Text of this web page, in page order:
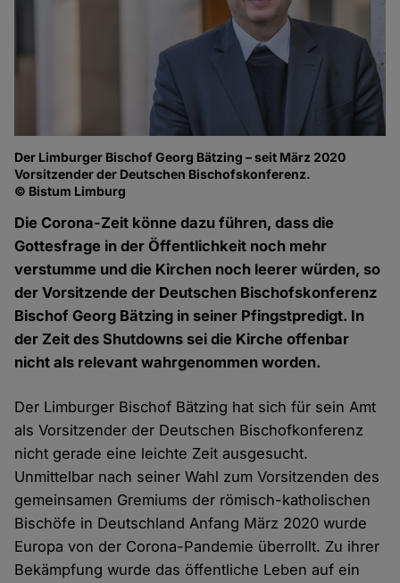
Der Limburger Bischof Georg Bätzing – seit März 2020
Vorsitzender der Deutschen Bischofskonferenz.
© Bistum Limburg
Die Corona-Zeit könne dazu führen, dass die
Gottesfrage in der Öffentlichkeit noch mehr
verstumme und die Kirchen noch leerer würden, so
der Vorsitzende der Deutschen Bischofskonferenz
Bischof Georg Bätzing in seiner Pfingstpredigt. In
der Zeit des Shutdowns sei die Kirche offenbar
nicht als relevant wahrgenommen worden.
Der Limburger Bischof Bätzing hat sich für sein Amt
als Vorsitzender der Deutschen Bischofkonferenz
nicht gerade eine leichte Zeit ausgesucht.
Unmittelbar nach seiner Wahl zum Vorsitzenden des
gemeinsamen Gremiums der römisch-katholischen
Bischöfe in Deutschland Anfang März 2020 wurde
Europa von der Corona-Pandemie überrollt. Zu ihrer
Bekämpfung wurde das öffentliche Leben auf ein